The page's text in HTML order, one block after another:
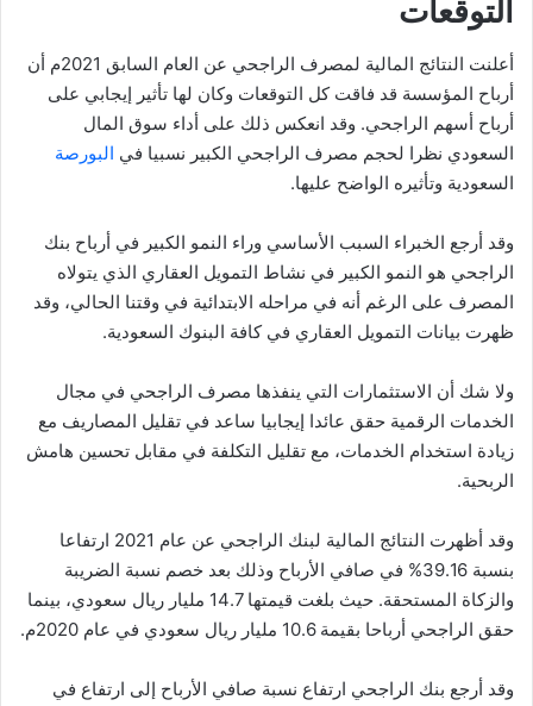
التوقعات
أعلنت النتائج المالية لمصرف الراجحي عن العام السابق 2021م أن
أرباح المؤسسة قد فاقت كل التوقعات وكان لها تأثير إيجابي على
أرباح أسهم الراجحي. وقد انعكس ذلك على أداء سوق المال
السعودي نظرا لحجم مصرف الراجحي الكبير نسبيا في البورصة
السعودية وتأثيره الواضح عليها.
وقد أرجع الخبراء السبب الأساسي وراء النمو الكبير في أرباح بنك
الراجحي هو النمو الكبير في نشاط التمويل العقاري الذي يتولاه
المصرف على الرغم أنه في مراحله الابتدائية في وقتنا الحالي، وقد
ظهرت بيانات التمويل العقاري في كافة البنوك السعودية.
ولا شك أن الاستثمارات التي ينفذها مصرف الراجحي في مجال
الخدمات الرقمية حقق عائدا إيجابيا ساعد في تقليل المصاريف مع
زيادة استخدام الخدمات، مع تقليل التكلفة في مقابل تحسين هامش
الربحية.
وقد أظهرت النتائج المالية لبنك الراجحي عن عام 2021 ارتفاعا
بنسبة 39.16% في صافي الأرباح وذلك بعد خصم نسبة الضريبة
والزكاة المستحقة. حيث بلغت قيمتها 14.7 مليار ريال سعودي، بينما
حقق الراجحي أرباحا بقيمة 10.6 مليار ريال سعودي في عام 2020م.
وقد أرجع بنك الراجحي ارتفاع نسبة صافي الأرباح إلى ارتفاع في